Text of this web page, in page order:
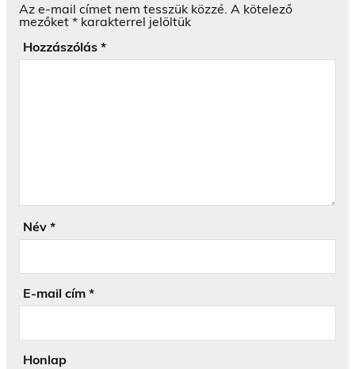
Az e-mail címet nem tesszük közzé. A kötelező
mezőket * karakterrel jelöltük
Hozzászólás *
Név *
E-mail cím *
Honlap